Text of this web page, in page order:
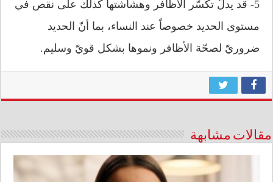
5- قد يدلّ تكسّر الأظافر وهشاشتها كذلك على نقص في
مستوى الحديد خصوصاً عند النساء، بما أنّ الحديد
ضروريّ لصحّة الأظافر ونموها بشكل قويّ وسليم.
مقالات مشابهة